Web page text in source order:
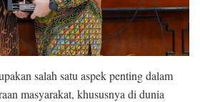
salah satu aspek penting dalam
masyarakat, khususnya di dunia